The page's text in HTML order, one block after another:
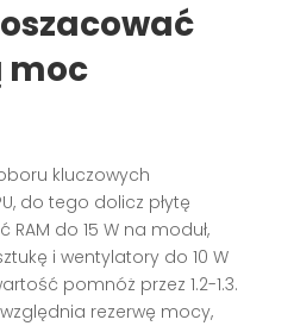
moc
kluczowych
do tego dolicz płytę
do 15 W na moduł,
i wentylatory do 10 W
pomnóż przez 1.2-1.3.
rezerwę mocy,